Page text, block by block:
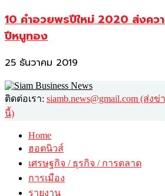
10 คำอวยพรปีใหม่ 2020 ส่งค
ปีหนูทอง
25 ธันวาคม 2019
ติดต่อเรา: siamb.news@gmail.com (ส่
นี้)
Home
ฮอตนิวส์
เศรษฐกิจ / ธุรกิจ / การตลาด
การเมือง
รายงาน